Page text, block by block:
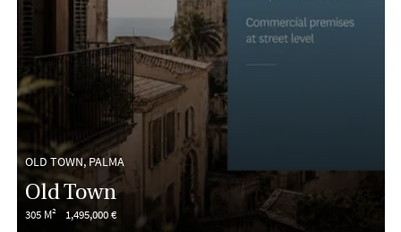
OLD TOWN, PALMA
Old Town
305 M² 1,495,000 €